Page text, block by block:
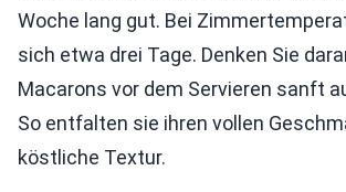
Woche lang gut. Bei
sich etwa drei Tage. Denken Sie
Macarons vor dem Servieren sanft
So entfalten sie ihren vollen
köstliche Textur.